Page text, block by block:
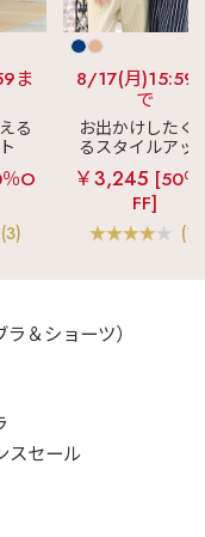
ま
る
ロ
セ
O
(3)
8/17(月)15:59
で
お出かけしたく
るスタイルアッ
見え
ストライ
フリル ロングパ
ツ 綿混 上下セ
￥3,245 [50
FF]
(1)
＆ショーツ）
スセール